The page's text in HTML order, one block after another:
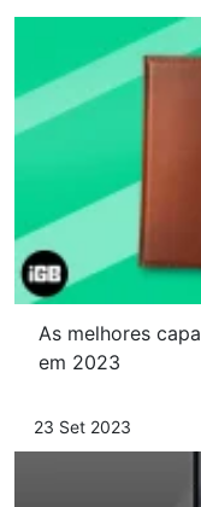
As melhores
em 2023
23 Set 2023